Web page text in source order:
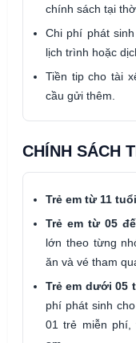
chính sách tại
Chi phí phát
lịch trình hoặc
Tiền tip cho tài
cầu gửi thêm.
CHÍNH SÁCH
Trẻ em từ 11
Trẻ em từ 05
lớn theo từng
ăn và vé tham
Trẻ em dưới 05
phí phát sinh
01 trẻ miễn